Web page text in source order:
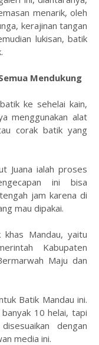
menarik, oleh
kerajinan tangan
lukisan, batik
Mendukung
ke sehelai kain,
menggunakan alat
corak batik yang
Juana ialah proses
ini bisa
jam karena di
mau dipakai.
khas Mandau, yaitu
Kabupaten
Maju dan
Batik Mandau ini.
10 helai, tapi
dengan
media ini.